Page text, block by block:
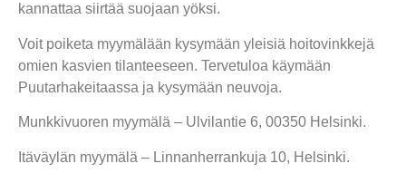
kannattaa siirtää suojaan yöksi.
Voit poiketa myymälään kysymään yleisiä hoitovinkkejä
omien kasvien tilanteeseen. Tervetuloa käymään
Puutarhakeitaassa ja kysymään neuvoja.
Munkkivuoren myymälä – Ulvilantie 6, 00350 Helsinki.
Itäväylän myymälä – Linnanherrankuja 10, Helsinki.